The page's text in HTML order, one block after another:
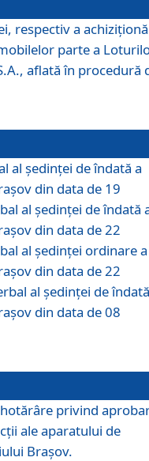
respectiv a
parte a
aflată în procedură
al şedinţei de îndată a
din data de 19
al şedinţei de îndată
din data de 22
al şedinţei ordinare a
din data de 22
al şedinţei de
din data de 08
privind
ale aparatului de
Braşov.